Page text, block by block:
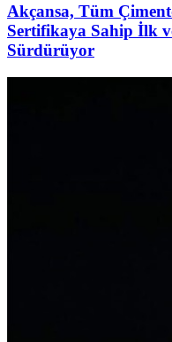
Akçansa, Tüm
Sertifikaya Sahip İlk
Sürdürüyor